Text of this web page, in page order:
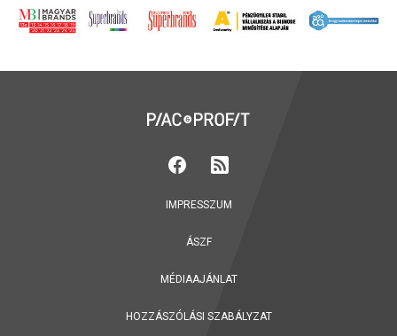
IMPRESSZUM
ÁSZF
MÉDIAAJÁNLAT
HOZZÁSZÓLÁSI SZABÁLYZAT